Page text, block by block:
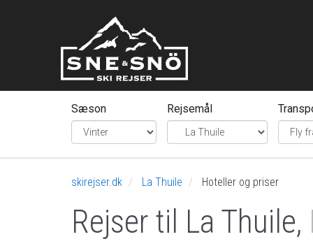
Sæson Rejsemål
skirejser.dk La Thuile Hoteller og priser
Rejser til La Thuile,